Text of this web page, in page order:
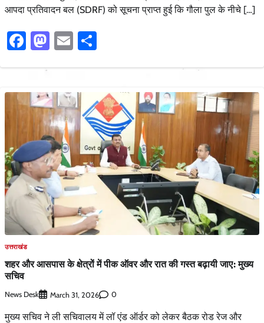
आपदा प्रतिवादन बल (SDRF) को सूचना प्राप्त हुई कि गौला पुल के नीचे […]
Facebook
Mastodon
Email
उत्तराखंड
शहर और आसपास के क्षेत्रों में पीक ऑवर और रात की गस्त बढ़ायी जाए: मुख्य
सचिव
News Desk March 31, 2026 0
मुख्य सचिव ने ली सचिवालय में लॉ एंड ऑर्डर को लेकर बैठक रोड रेज और